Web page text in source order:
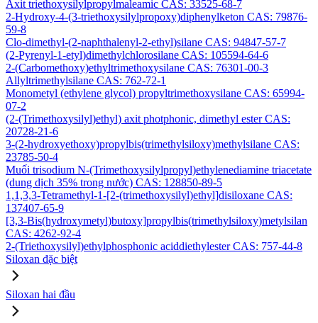
Axit triethoxysilylpropylmaleamic CAS: 33525-68-7
2-Hydroxy-4-(3-triethoxysilylpropoxy)diphenylketon CAS: 79876-
59-8
Clo-dimethyl-(2-naphthalenyl-2-ethyl)silane CAS: 94847-57-7
(2-Pyrenyl-1-etyl)dimethylchlorosilane CAS: 105594-64-6
2-(Carbomethoxy)ethyltrimethoxysilane CAS: 76301-00-3
Allyltrimethylsilane CAS: 762-72-1
Monometyl (ethylene glycol) propyltrimethoxysilane CAS: 65994-
07-2
(2-(Trimethoxysilyl)ethyl) axit photphonic, dimethyl ester CAS:
20728-21-6
3-(2-hydroxyethoxy)propylbis(trimethylsiloxy)methylsilane CAS:
23785-50-4
Muối trisodium N-(Trimethoxysilylpropyl)ethylenediamine triacetate
(dung dịch 35% trong nước) CAS: 128850-89-5
1,1,3,3-Tetramethyl-1-[2-(trimethoxysilyl)ethyl]disiloxane CAS:
137407-65-9
[3,3-Bis(hydroxymetyl)butoxy]propylbis(trimethylsiloxy)metylsilan
CAS: 4262-92-4
2-(Triethoxysilyl)ethylphosphonic aciddiethylester CAS: 757-44-8
Siloxan đặc biệt
Siloxan hai đầu